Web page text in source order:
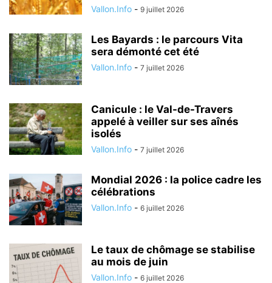
Vallon.Info - 9 juillet 2026
Les Bayards : le parcours Vita
sera démonté cet été
Vallon.Info - 7 juillet 2026
Canicule : le Val-de-Travers
appelé à veiller sur ses aînés
isolés
Vallon.Info - 7 juillet 2026
Mondial 2026 : la police cadre les
célébrations
Vallon.Info - 6 juillet 2026
Le taux de chômage se stabilise
au mois de juin
Vallon.Info - 6 juillet 2026